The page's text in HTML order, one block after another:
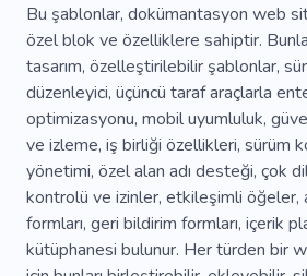
Visa
Bu şablonlar, dokümantasyon web
özel blok ve özelliklere sahiptir.
tasarım, özelleştirilebilir şablonlar,
düzenleyici, üçüncü taraf araçlarla
optimizasyonu, mobil uyumluluk,
ve izleme, iş birliği özellikleri, sürüm
yönetimi, özel alan adı desteği, çok
kontrolü ve izinler, etkileşimli öğeler,
formları, geri bildirim formları, içerik
kütüphanesi bulunur. Her türden bir